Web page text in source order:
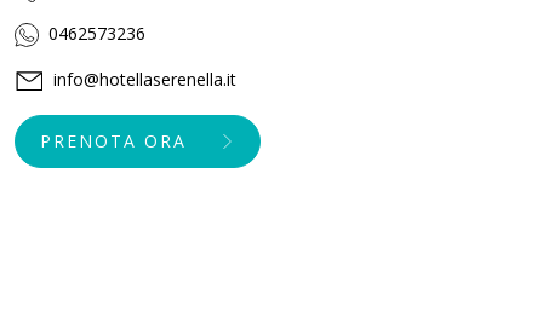
0462573236
info@hotellaserenella.it
PRENOTA ORA